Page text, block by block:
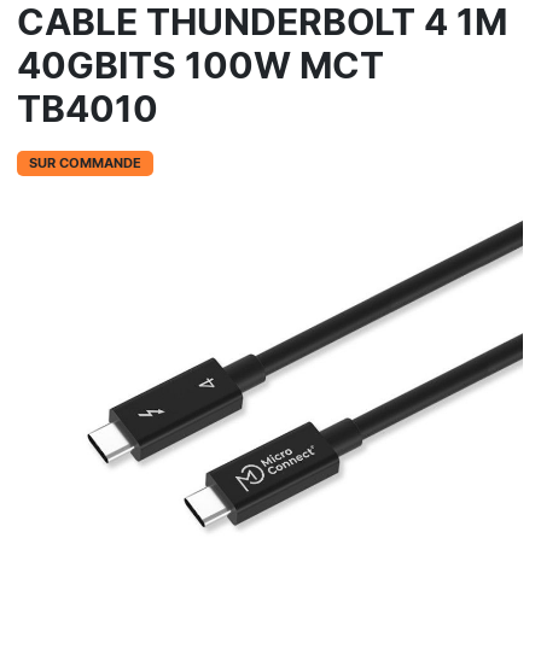
CABLE THUNDERBOLT 4 1M
40GBITS 100W MCT
TB4010
SUR COMMANDE